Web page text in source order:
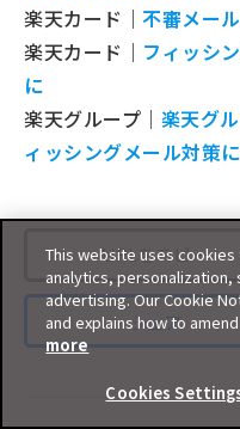
楽天カード｜ 不審メー
楽天カード｜ フィッシ
に
楽天グループ｜ 楽天グ
ィッシングメール対策
URLをコピー
シェア
This website uses
analytics,
advertising. Our Cookie
and explains how to
more
Cookies